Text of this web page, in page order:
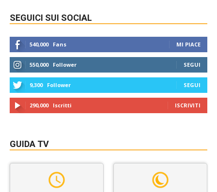
SEGUICI SUI SOCIAL
540,000 Fans MI PIACE
550,000 Follower SEGUI
9,300 Follower SEGUI
290,000 Iscritti ISCRIVITI
GUIDA TV